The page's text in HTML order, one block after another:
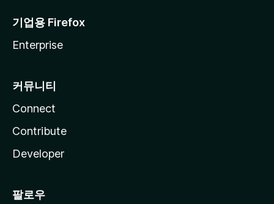
기업용 Firefox
Enterprise
커뮤니티
Connect
Contribute
Developer
팔로우